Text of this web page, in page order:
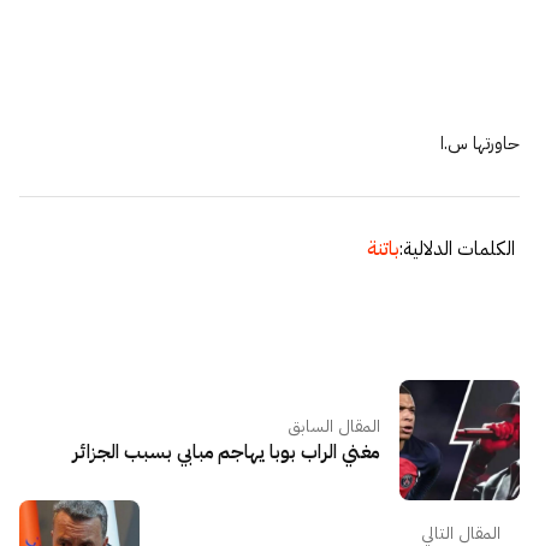
حاورتها س.ا
الكلمات الدلالية:باتنة
المقال السابق
مغني الراب بوبا يهاجم مبابي بسبب الجزائر
المقال التالي